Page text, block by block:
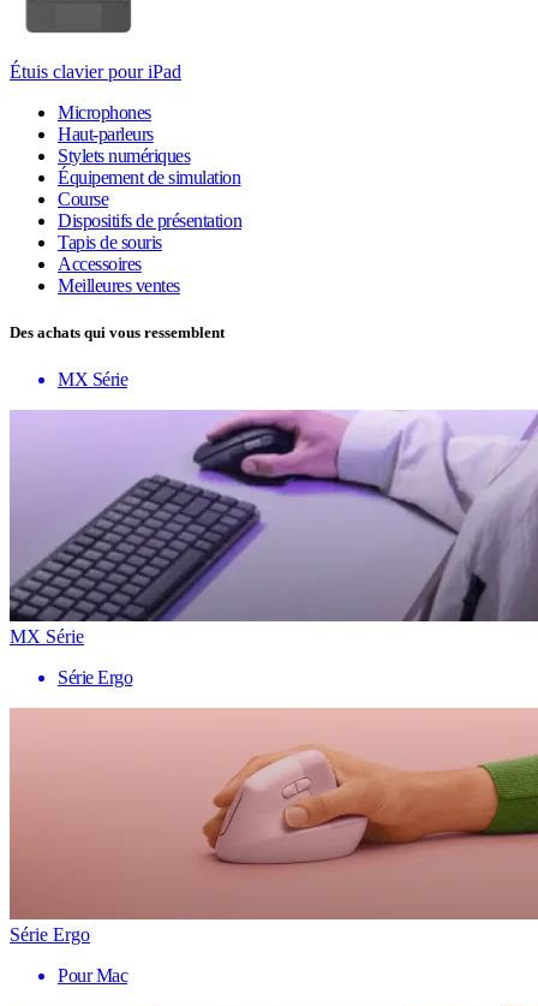
Étuis clavier pour iPad
Microphones
Haut-parleurs
Stylets numériques
Équipement de simulation
Course
Dispositifs de présentation
Tapis de souris
Accessoires
Meilleures ventes
Des achats qui vous ressemblent
MX Série
MX Série
Série Ergo
Série Ergo
Pour Mac